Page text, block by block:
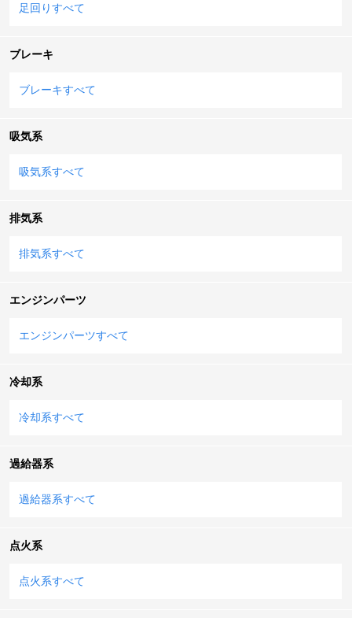
足回りすべて
ブレーキ
ブレーキすべて
吸気系
吸気系すべて
排気系
排気系すべて
エンジンパーツ
エンジンパーツすべて
冷却系
冷却系すべて
過給器系
過給器系すべて
点火系
点火系すべて